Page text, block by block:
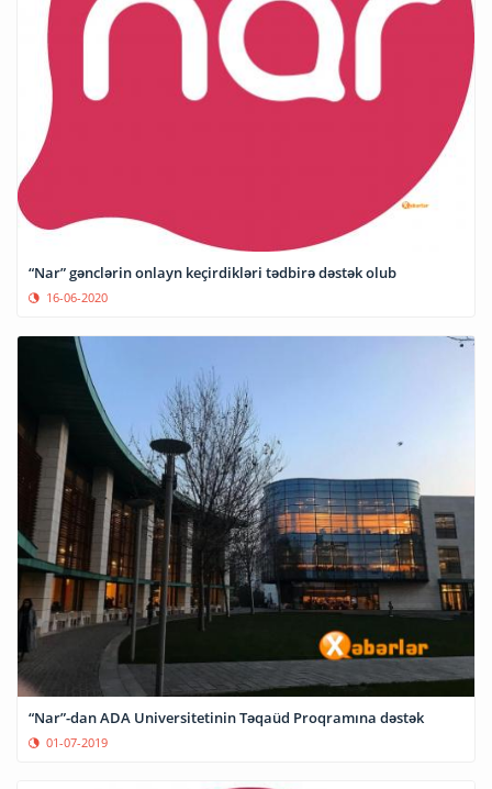
“Nar” gənclərin onlayn keçirdikləri tədbirə dəstək olub
16-06-2020
“Nar”-dan ADA Universitetinin Təqaüd Proqramına dəstək
01-07-2019